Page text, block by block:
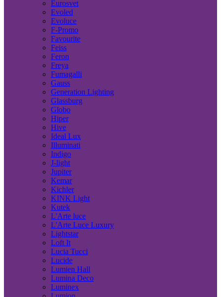
Eurosvet
Evoled
Evoluce
F-Promo
Favourite
Feiss
Feron
Freya
Fumagalli
Gauss
Generation Lighting
Glassburg
Globo
Hiper
Hive
Ideal Lux
Illuminati
Indigo
J-light
Jupiter
Kemar
Kichler
KINK Light
Kutek
L'Arte luce
L'Arte Luce Luxury
Lightstar
Loft It
Lucia Tucci
Lucide
Lumien Hall
Lumina Deco
Luminex